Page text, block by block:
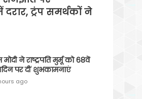
दरार, ट्रंप समर्थकों ने
मोदी ने राष्ट्रपति मुर्मू को 68वें
पर दीं शुभकामनाएं
ago